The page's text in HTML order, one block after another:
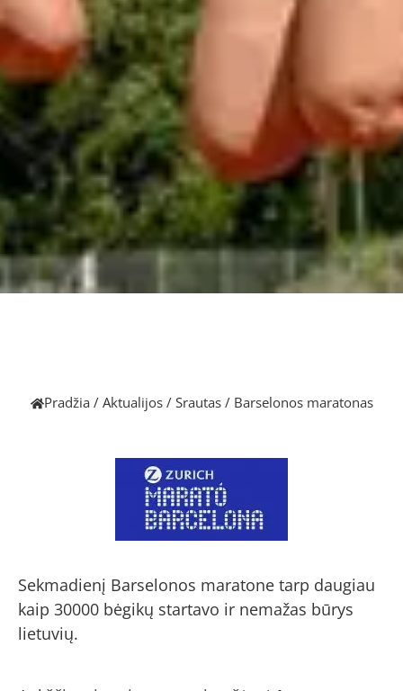
Pradžia / Aktualijos/ Srautas/ Barselonos maratonas
Sekmadienį Barselonos maratone tarp daugiau
kaip 30000 bėgikų startavo ir nemažas būrys
lietuvių.